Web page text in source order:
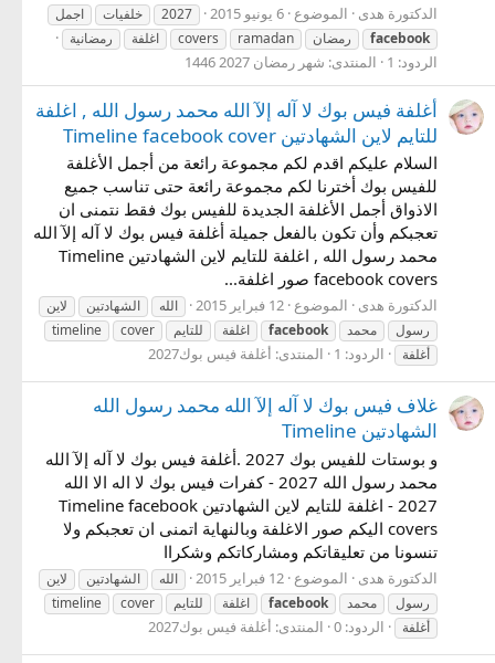
الدكتورة هدى الموضوع 6 يونيو 2015 2027 خلفيات
اجمل
facebook
رمضان ramadan
covers اغلفة رمضانية
الردود: 1 المنتدى: شهر رمضان 2027 1446
أغلفة فيس بوك لا آله إلآ الله محمد رسول الله , اغلفة
للتايم لاين الشهادتين Timeline facebook cover
السلام عليكم اقدم لكم مجموعة رائعة من أجمل الأغلفة
للفيس بوك أخترنا لكم مجموعة رائعة حتى تناسب جميع
الاذواق أجمل الأغلفة الجديدة للفيس بوك فقط نتمنى ان
تعجبكم وأن تكون بالفعل جميلة أغلفة فيس بوك لا آله إلآ الله
محمد رسول الله , اغلفة للتايم لاين الشهادتين Timeline
facebook covers صور اغلفة...
الدكتورة هدى الموضوع 12 فبراير 2015 الله الشهادتين
لاين
رسول
محمد facebook اغلفة للتايم cover
timeline
أغلفة
الردود: 1 المنتدى: أغلفة فيس بوك2027
غلاف فيس بوك لا آله إلآ الله محمد رسول الله
الشهادتين Timeline
و بوستات للفيس بوك 2027 .أغلفة فيس بوك لا آله إلآ الله
محمد رسول الله 2027 - كفرات فيس بوك لا اله الا الله
2027 - اغلفة للتايم لاين الشهادتين Timeline facebook
covers اليكم صور الاغلفة وبالنهاية اتمنى ان تعجبكم ولا
تنسونا من تعليقاتكم ومشاركاتكم وشكراا
الدكتورة هدى الموضوع 12 فبراير 2015 الله الشهادتين
لاين
رسول
محمد facebook اغلفة للتايم cover
timeline
أغلفة
الردود: 0 المنتدى: أغلفة فيس بوك2027